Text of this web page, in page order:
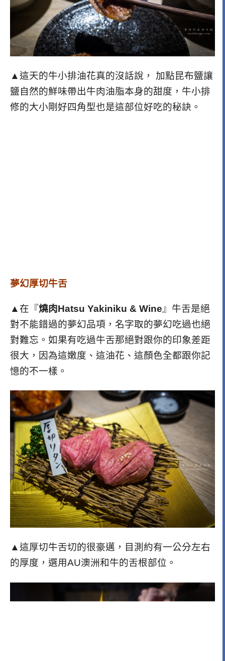
▲這天的牛小排油花真的沒話說， 加點昆布鹽讓
鹽自然的鮮味帶出牛肉油脂本身的甜度，牛小排
修的大小剛好四角型也是這部位好吃的秘訣。
夢幻厚切牛舌
▲在『燒肉Hatsu Yakiniku & Wine 』牛舌是絕
對不能錯過的夢幻品項，名字取的夢幻吃過也絕
對難忘。如果有吃過牛舌那絕對跟你的印象差距
很大，因為這嫩度、這油花、這顏色全都跟你記
憶的不一樣。
▲這厚切牛舌切的很豪邁，目測約有一公分左右
的厚度，選用AU澳洲和牛的舌根部位。